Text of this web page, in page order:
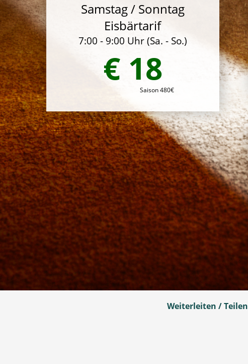
Samstag / Sonntag
Eisbärtarif
7:00 - 9:00 Uhr (Sa. - So.)
€ 18
Saison 480€
Weiterleiten / Teilen